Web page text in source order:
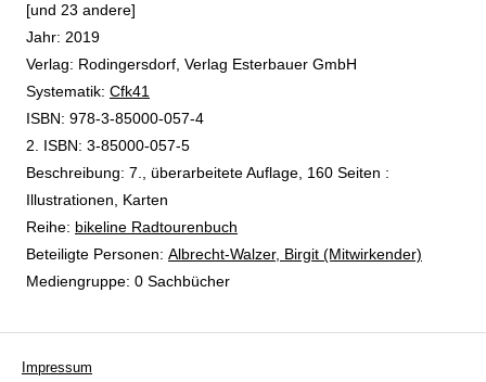
[und 23 andere]
Jahr: 2019
Verlag: Rodingersdorf, Verlag Esterbauer GmbH
opens in new tab
Diesen Link in neuem Tab öffnen
Systematik: Suche nach dieser Systematik
Cfk41
Suche nach diesem Interessenskreis
ISBN: 978-3-85000-057-4
2. ISBN: 3-85000-057-5
Beschreibung: 7., überarbeitete Auflage, 160 Seiten :
Illustrationen, Karten
Reihe: bikeline Radtourenbuch
Beteiligte Personen: Suche nach dieser Beteiligten Person
Albrecht-Walzer, Birgit (Mitwirkender)
Mediengruppe: 0 Sachbücher
Impressum